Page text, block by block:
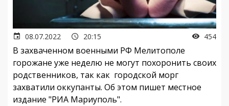
08.07.2022 20:15 454
В захваченном военными РФ Мелитополе
горожане уже неделю не могут похоронить своих
родственников, так как городской морг
захватили оккупанты. Об этом пишет местное
издание "РИА Мариуполь".